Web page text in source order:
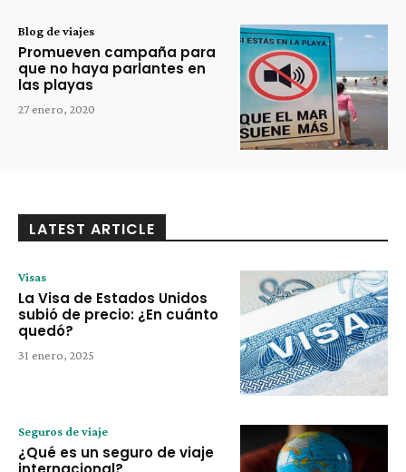
Blog de viajes
Promueven campaña para
que no haya parlantes en
las playas
27 enero, 2020
LATEST ARTICLE
Visas
La Visa de Estados Unidos
subió de precio: ¿En cuánto
quedó?
31 enero, 2025
Seguros de viaje
¿Qué es un seguro de viaje